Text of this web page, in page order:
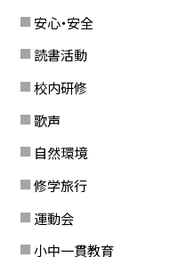
安心・安全
読書活動
校内研修
歌声
自然環境
修学旅行
運動会
小中一貫教育